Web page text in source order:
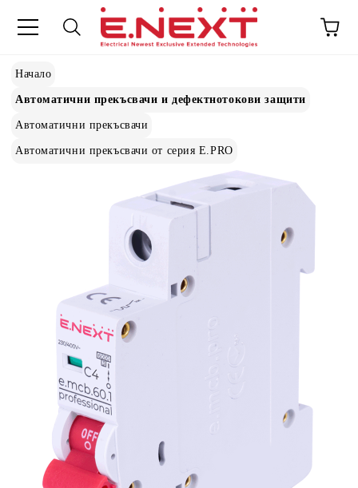
Начало
Автоматични прекъсвачи и дефектнотокови защити
Автоматични прекъсвачи
Автоматични прекъсвачи от серия E.PRO